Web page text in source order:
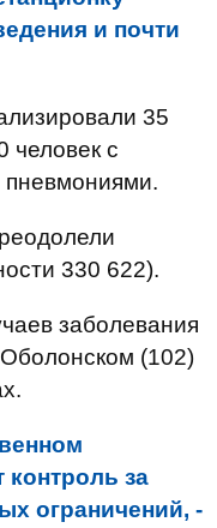
и почти
35
человек с
пневмониями.
330 622).
заболевания
(102)
контроль за
ограничений, -